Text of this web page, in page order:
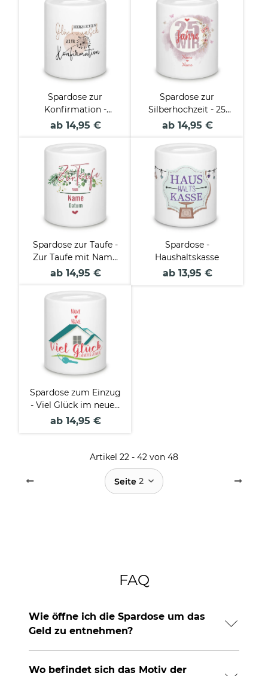
personalisierbar
Spardose zur
Konfirmation -
Pusteblume - mit
personalisierbar
ab 14,95 €
Spardose zur
Silberhochzeit - 25
Jahre wir - mit
ab 14,95 €
Spardose zur Taufe -
Zur Taufe mit Name
und Datum
ab 14,95 €
Spardose -
Haushaltskasse
ab 13,95 €
Spardose zum Einzug
- Viel Glück im neuen
Zuhause - mit Namen
ab 14,95 €
Artikel 22 - 42 von 48
Seite 2
FAQ
Wie öffne ich die Spardose um das
Geld zu entnehmen?
Wo befindet sich das Motiv der